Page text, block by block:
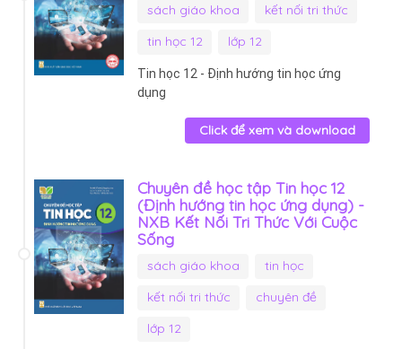
sách giáo khoa
kết nối tri thức
tin học 12
lớp 12
Tin học 12 - Định hướng tin học ứng
dụng
Click để xem và download
Chuyên đề học tập Tin học 12
(Định hướng tin học ứng dụng) -
NXB Kết Nối Tri Thức Với Cuộc
Sống
sách giáo khoa
tin học
kết nối tri thức
chuyên đề
lớp 12